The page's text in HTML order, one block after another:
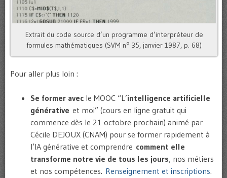
Extrait du code source d’un programme d’interpréteur de
formules mathématiques (SVM n° 35, janvier 1987, p. 68)
Pour aller plus loin :
Se former avec le MOOC “L’intelligence artificielle
générative et moi” (cours en ligne gratuit qui
commence dès le 21 octobre prochain) animé par
Cécile DEJOUX (CNAM) pour se former rapidement à
l’IA générative et comprendre comment elle
transforme notre vie de tous les jours, nos métiers
et nos compétences. Renseignement et inscriptions.